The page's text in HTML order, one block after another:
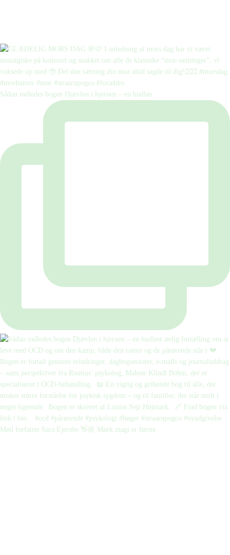
Sådan indledes bogen Djævlen i hjernen – en hudløs
Mød forfatter Sara Ejersbo 👋🏼 Mørk magi er første